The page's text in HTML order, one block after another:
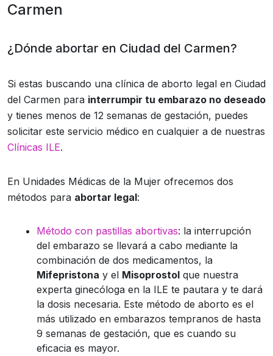
Carmen
¿Dónde abortar en Ciudad del Carmen?
Si estas buscando una clínica de aborto legal en Ciudad
del Carmen para interrumpir tu embarazo no deseado
y tienes menos de 12 semanas de gestación, puedes
solicitar este servicio médico en cualquier a de nuestras
Clínicas ILE.
En Unidades Médicas de la Mujer ofrecemos dos
métodos para abortar legal:
Método con pastillas abortivas: la interrupción
del embarazo se llevará a cabo mediante la
combinación de dos medicamentos, la
Mifepristona y el Misoprostol que nuestra
experta ginecóloga en la ILE te pautara y te dará
la dosis necesaria. Este método de aborto es el
más utilizado en embarazos tempranos de hasta
9 semanas de gestación, que es cuando su
eficacia es mayor.